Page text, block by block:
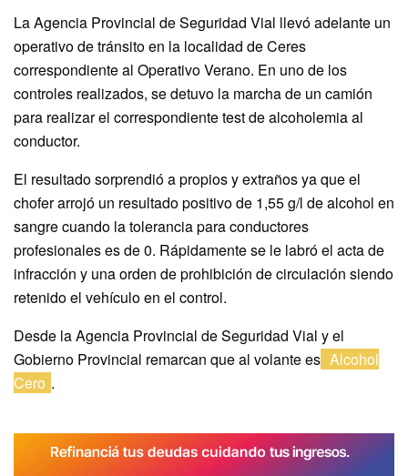
La Agencia Provincial de Seguridad Vial llevó adelante un
operativo de tránsito en la localidad de Ceres
correspondiente al Operativo Verano. En uno de los
controles realizados, se detuvo la marcha de un camión
para realizar el correspondiente test de alcoholemia al
conductor.
El resultado sorprendió a propios y extraños ya que el
chofer arrojó un resultado positivo de 1,55 g/l de alcohol en
sangre cuando la tolerancia para conductores
profesionales es de 0. Rápidamente se le labró el acta de
infracción y una orden de prohibición de circulación siendo
retenido el vehículo en el control.
Desde la Agencia Provincial de Seguridad Vial y el
Gobierno Provincial remarcan que al volante es Alcohol
Cero .